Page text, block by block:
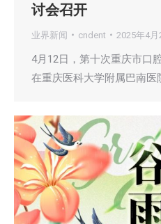
讨会召开
业界新闻 cndent 2025年4月
4月12日，第十次重庆市口
在重庆医科大学附属巴南医